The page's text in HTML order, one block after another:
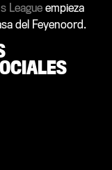
League empieza
del Feyenoord.